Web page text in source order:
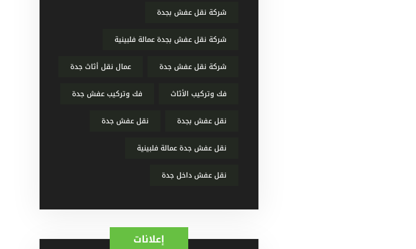
شركة نقل عفش بجدة
شركة نقل عفش بجدة عمالة فلبينية
شركة نقل عفش جدة عمال نقل أثاث جدة
فك وتركيب الأثاث فك وتركيب عفش جدة
نقل عفش بجدة نقل عفش جدة
نقل عفش جدة عمالة فلبينية
نقل عفش داخل جدة
إعلانات